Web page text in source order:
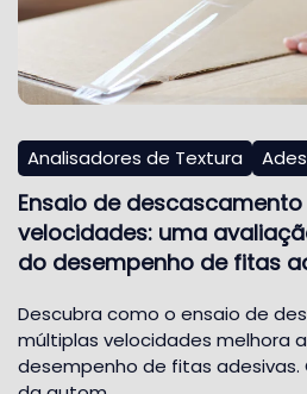
Analisadores de Textura
Ensaio de
velocidades: uma
do desempenho de fitas
Descubra como o ensaio de
múltiplas velocidades melhora
desempenho de fitas